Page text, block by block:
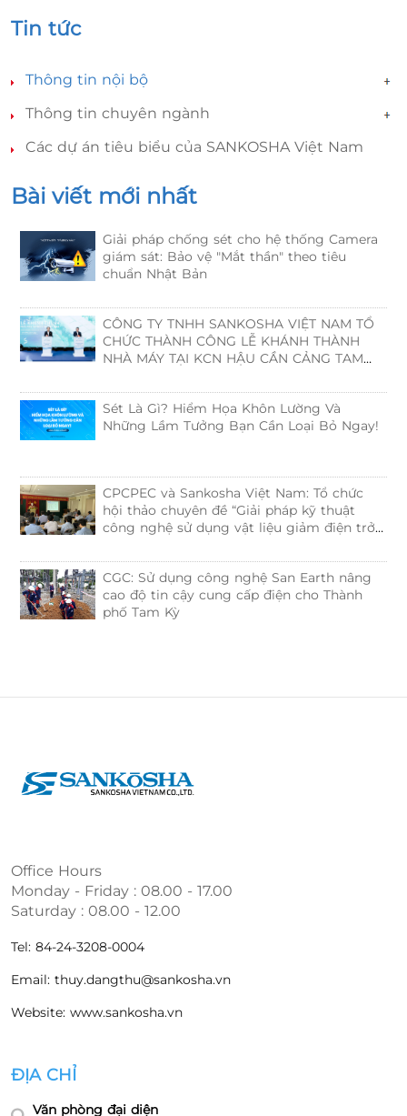
Tin tức
Thông tin nội bộ
Thông tin chuyên ngành
Các dự án tiêu biểu của SANKOSHA Việt Nam
Bài viết mới nhất
Giải pháp chống sét cho hệ thống Camera
giám sát: Bảo vệ "Mắt thần" theo tiêu
chuẩn Nhật Bản
CÔNG TY TNHH SANKOSHA VIỆT NAM TỔ
CHỨC THÀNH CÔNG LỄ KHÁNH THÀNH
NHÀ MÁY TẠI KCN HẬU CẦN CẢNG TAM
Sét Là Gì? Hiểm Họa Khôn Lường Và
Những Lầm Tưởng Bạn Cần Loại Bỏ Ngay!
CPCPEC và Sankosha Việt Nam: Tổ chức
hội thảo chuyên đề “Giải pháp kỹ thuật
công nghệ sử dụng vật liệu giảm điện trở
CGC: Sử dụng công nghệ San Earth nâng
cao độ tin cậy cung cấp điện cho Thành
phố Tam Kỳ
Office Hours
Monday - Friday : 08.00 - 17.00
Saturday : 08.00 - 12.00
Tel: 84-24-3208-0004
Email: thuy.dangthu@sankosha.vn
Website: www.sankosha.vn
ĐỊA CHỈ
Văn phòng đại diện